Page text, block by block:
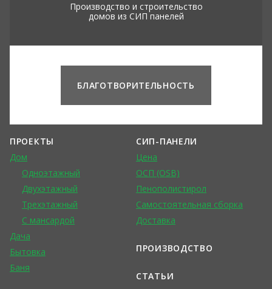
Производство и строительство
домов из СИП панелей
БЛАГОТВОРИТЕЛЬНОСТЬ
ПРОЕКТЫ
Дом
Одноэтажный
Двухэтажный
Трехэтажный
С мансардой
Дача
Бытовка
Баня
СИП-ПАНЕЛИ
Цена
ОСП (OSB)
Пенополистирол
Самостоятельная сборка
Доставка
ПРОИЗВОДСТВО
СТАТЬИ